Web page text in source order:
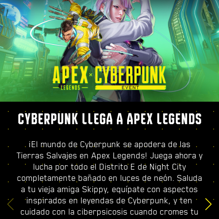
CYBERPUNK LLEGA A APEX LEGENDS
¡El mundo de Cyberpunk se apodera de las
Tierras Salvajes en Apex Legends! Juega ahora y
lucha por todo el Distrito E de Night City
completamente bañado en luces de neón. Saluda
a tu vieja amiga Skippy, equípate con aspectos
inspirados en leyendas de Cyberpunk, y ten
cuidado con la ciberpsicosis cuando cromes tu